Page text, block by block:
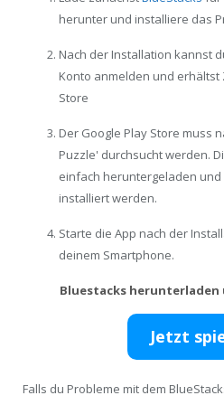
herunter und installiere das
Nach der Installation kannst
Konto anmelden und
Store
Der Google Play Store muss
Puzzle' durchsucht werden.
einfach heruntergeladen
installiert werden.
Starte die App nach der
deinem Smartphone.
Bluestacks
Jetzt
Falls du Probleme mit dem